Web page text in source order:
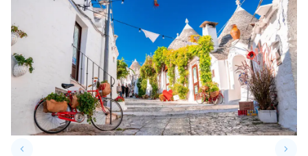
keyboard_arrow_left keyboard_arrow_right